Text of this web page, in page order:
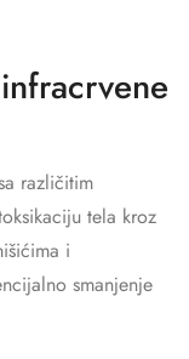
različitim
tela kroz
i
smanjenje